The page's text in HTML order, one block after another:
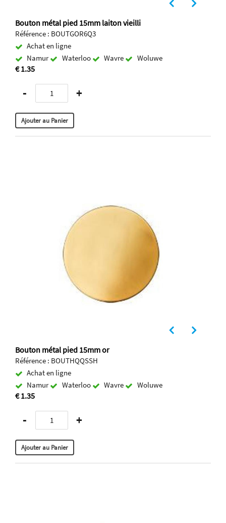
Bouton métal pied 15mm laiton vieilli
Référence : BOUTGOR6Q3
Achat en ligne
Namur
Waterloo Wavre Woluwe
€ 1.35
- +
Bouton métal pied 15mm or
Référence : BOUTHQQSSH
Achat en ligne
Namur
Waterloo Wavre Woluwe
€ 1.35
- +